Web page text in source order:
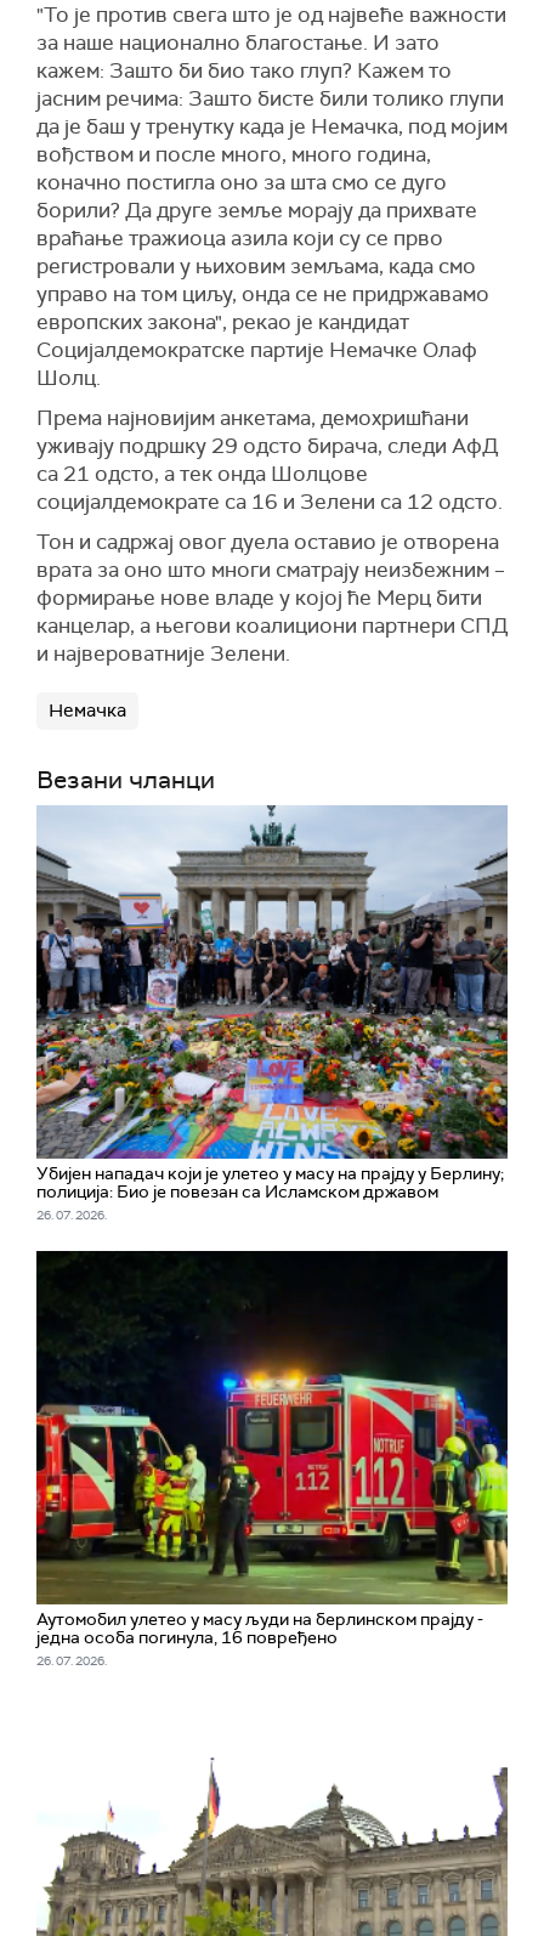
"То је против свега што је од највеће важности
за наше национално благостање. И зато
кажем: Зашто би био тако глуп? Кажем то
јасним речима: Зашто бисте били толико глупи
да је баш у тренутку када је Немачка, под мојим
вођством и после много, много година,
коначно постигла оно за шта смо се дуго
борили? Да друге земље морају да прихвате
враћање тражиоца азила који су се прво
регистровали у њиховим земљама, када смо
управо на том циљу, онда се не придржавамо
европских закона", рекао је кандидат
Социјалдемократске партије Немачке Олаф
Шолц.
Према најновијим анкетама, демохришћани
уживају подршку 29 одсто бирача, следи АфД
са 21 одсто, а тек онда Шолцове
социјалдемократе са 16 и Зелени са 12 одсто.
Тон и садржај овог дуела оставио је отворена
врата за оно што многи сматрају неизбежним –
формирање нове владе у којој ће Мерц бити
канцелар, а његови коалициони партнери СПД
и највероватније Зелени.
Немачка
Везани чланци
Убијен нападач који је улетео у масу на прајду у Берлину;
полиција: Био је повезан са Исламском државом
26. 07. 2026.
Аутомобил улетео у масу људи на берлинском прајду -
једна особа погинула, 16 повређено
26. 07. 2026.